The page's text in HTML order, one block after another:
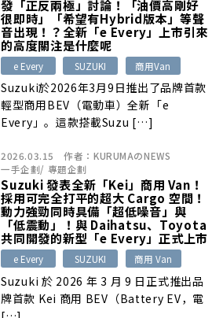
發「正反兩極」討論！「油價高剛好
很即時」「希望有Hybrid版本」等聲
音出現！？全新「e Every」上市引來
的高度關注是什麼呢
e Every SUZUKI 商用Van
Suzuki於2026年3月9日推出了品牌首款
輕型商用BEV（電動車）全新「e
Every」。這款搭載Suzu […]
2026.03.15 作者： KURUMAのNEWS
一手企劃/ 專題企劃
Suzuki 發表全新「Kei」商用 Van！
採用可完全打平的超大 Cargo 空間！
動力強勁同時具備「超低噪音」與
「低震動」！與 Daihatsu、Toyota
共同開發的新型「e Every」正式上市
e Every SUZUKI 商用 Van
Suzuki 於 2026 年 3 月 9 日正式推出品
牌首款 Kei 商用 BEV（Battery EV，電